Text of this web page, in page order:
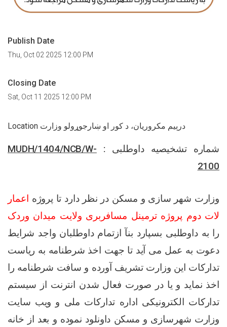
Publish Date
Thu, Oct 02 2025 12:00 PM
Closing Date
Sat, Oct 11 2025 12:00 PM
Location درېيم مکروریان، د کور او ښارجوړولو وزارت
شماره تشخیصیه داوطلبی : MUDH/1404/NCB/W-
2100
وزارت شهر سازی و مسکن در نظر دارد تا پروژه اعمار
لات دوم پروژه ترمینل مسافربری ولایت میدان وردک
را به داوطلبی بسپارد بنآ ازتمام داوطلبان واجد شرایط
دعوت به عمل می آید تا جهت اخذ شرطنامه به ریاست
تدارکات این وزارت تشریف آورده و سافت شرطنامه را
اخذ نماید و یا در صورت فعال شدن انترنت از سیستم
تدارکات الکترونیکی اداره تدارکات ملی و ویب سایت
وزارت شهرسازی و مسکن داونلود نموده و بعد از خانه